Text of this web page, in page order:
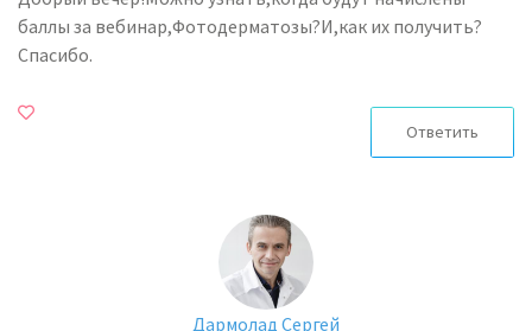
баллы за вебинар,Фотодерматозы?И,как их получить?
Спасибо.
Ответить
Дармолад Сергей